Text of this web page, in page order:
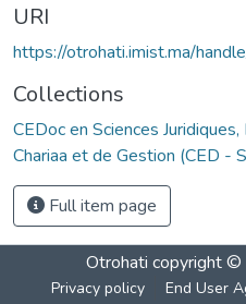
URI
https://otrohati.imist.ma/
Collections
CEDoc en Sciences
Chariaa et de Gestion (CED -
Full item page
Otrohati copyright
Privacy policy End User